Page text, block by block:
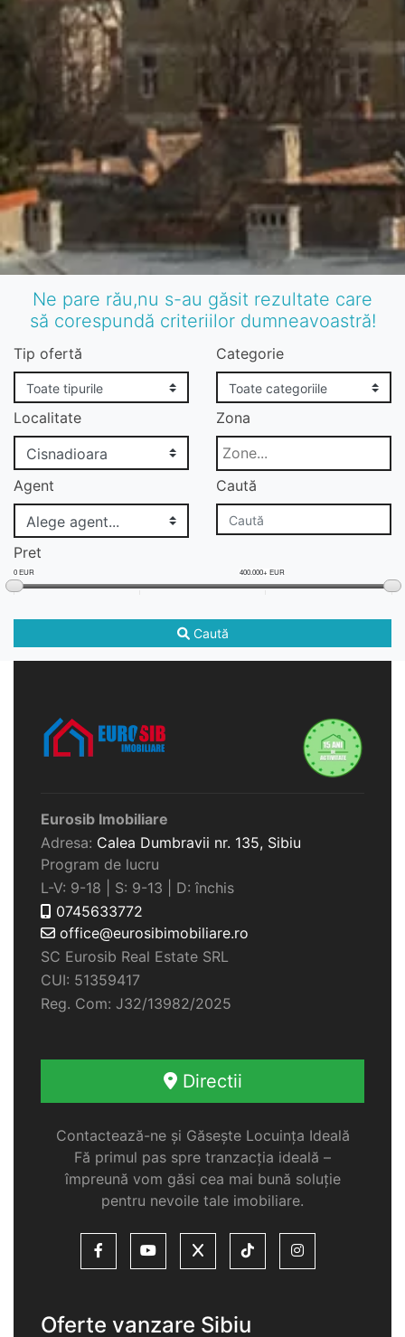
Ne pare rău,nu s-au găsit rezultate care
să corespundă criteriilor dumneavoastră!
Tip ofertă Categorie
Localitate Zona
Agent Caută
Pret
0 EUR 400.000+ EUR
Caută
Eurosib Imobiliare
Adresa: Calea Dumbravii nr. 135, Sibiu
Program de lucru
L-V: 9-18 | S: 9-13 | D: închis
0745633772
office@eurosibimobiliare.ro
SC Eurosib Real Estate SRL
CUI: 51359417
Reg. Com: J32/13982/2025
Directii
Contactează-ne și Găsește Locuința Ideală
Fă primul pas spre tranzacția ideală –
împreună vom găsi cea mai bună soluție
pentru nevoile tale imobiliare.
Oferte vanzare Sibiu